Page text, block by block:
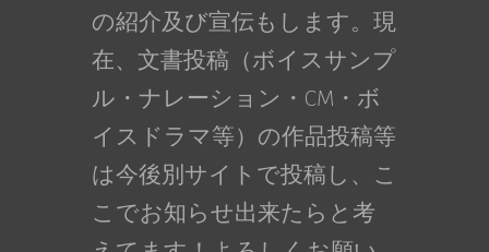
の紹介及び宣伝もします。現
在、文書投稿（ボイスサンプ
ル・ナレーション・CM・ボ
イスドラマ等）の作品投稿等
は今後別サイトで投稿し、こ
こでお知らせ出来たらと考